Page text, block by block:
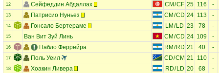
12 Сейфеддин Абдаллах CM /CF 25 116 -
13 Патрисио Нуньез CM /CD 24 113 -
14 Гонсало Бертераме LM / LD 23 78 -
15 Ван Вит Зуй Линь CM /CD 24 109 -
16 Пабло Феррейра RM / RD 21 40 -
17 Поль Уеил CD/CM 21 110 -
18 Хоакин Ливера RD/LD 20 68 -